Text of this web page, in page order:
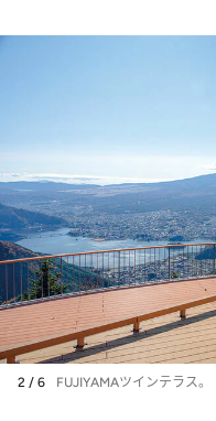
2 / 6 FUJIYAMAツインテラス。